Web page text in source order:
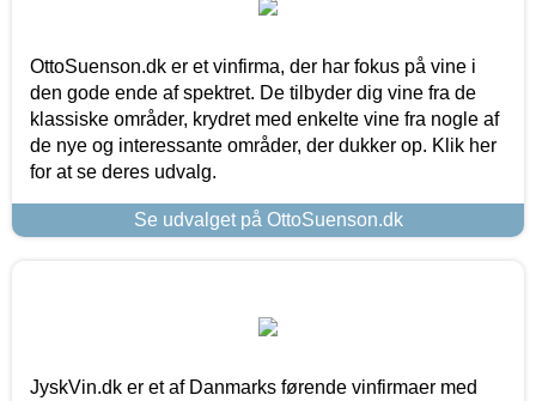
OttoSuenson.dk er et vinfirma, der har fokus på vine i
den gode ende af spektret. De tilbyder dig vine fra de
klassiske områder, krydret med enkelte vine fra nogle af
de nye og interessante områder, der dukker op. Klik her
for at se deres udvalg.
Se udvalget på OttoSuenson.dk
JyskVin.dk er et af Danmarks førende vinfirmaer med